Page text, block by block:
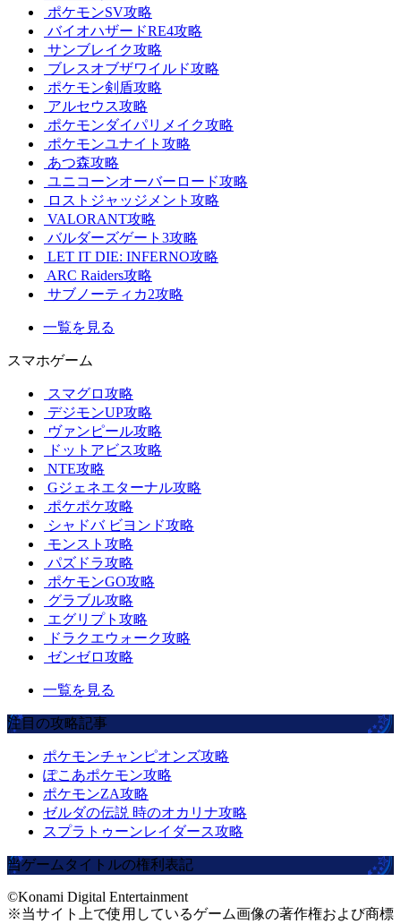
ポケモンSV攻略
バイオハザードRE4攻略
サンブレイク攻略
ブレスオブザワイルド攻略
ポケモン剣盾攻略
アルセウス攻略
ポケモンダイパリメイク攻略
ポケモンユナイト攻略
あつ森攻略
ユニコーンオーバーロード攻略
ロストジャッジメント攻略
VALORANT攻略
バルダーズゲート3攻略
LET IT DIE: INFERNO攻略
ARC Raiders攻略
サブノーティカ2攻略
一覧を見る
スマホゲーム
スマグロ攻略
デジモンUP攻略
ヴァンピール攻略
ドットアビス攻略
NTE攻略
Gジェネエターナル攻略
ポケポケ攻略
シャドバ ビヨンド攻略
モンスト攻略
パズドラ攻略
ポケモンGO攻略
グラブル攻略
エグリプト攻略
ドラクエウォーク攻略
ゼンゼロ攻略
一覧を見る
注目の攻略記事
ポケモンチャンピオンズ攻略
ぽこあポケモン攻略
ポケモンZA攻略
ゼルダの伝説 時のオカリナ攻略
スプラトゥーンレイダース攻略
当ゲームタイトルの権利表記
©Konami Digital Entertainment
※当サイト上で使用しているゲーム画像の著作権および商標